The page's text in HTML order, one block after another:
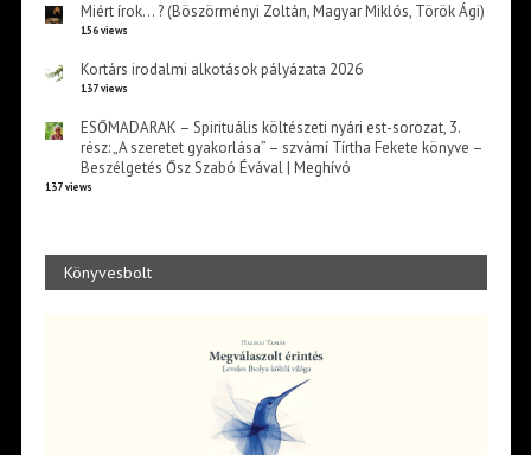
Miért írok… ? (Böszörményi Zoltán, Magyar Miklós, Török Ági)
156 views
Kortárs irodalmi alkotások pályázata 2026
137 views
ESŐMADARAK – Spirituális költészeti nyári est-sorozat, 3.
rész: „A szeretet gyakorlása” – szvámí Tírtha Fekete könyve –
Beszélgetés Ősz Szabó Évával | Meghívó
137 views
Könyvesbolt